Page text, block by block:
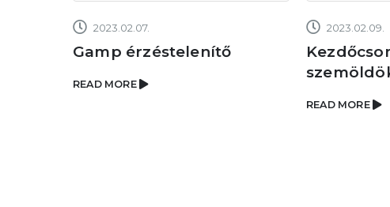
2023.02.07.
Gamp érzéstelenítő
READ MORE
2023.02.09.
READ MORE